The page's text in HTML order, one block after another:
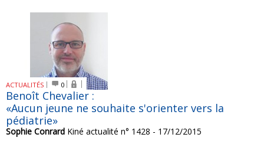
ACTUALITÉS 0
Benoît Chevalier :
«Aucun jeune ne souhaite s'orienter vers la
pédiatrie»
Sophie Conrard Kiné actualité n° 1428 - 17/12/2015